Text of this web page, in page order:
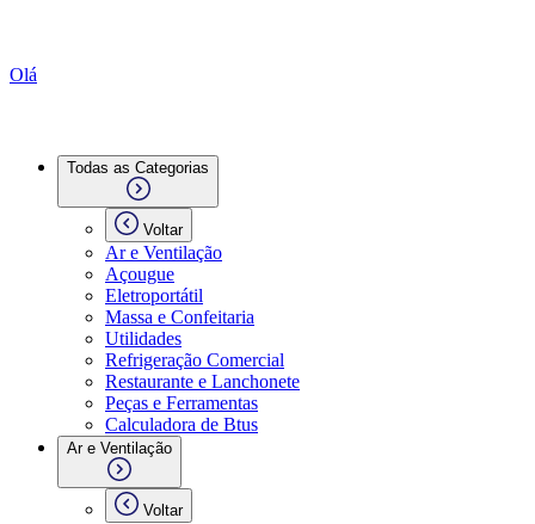
Olá
Todas as Categorias
Voltar
Ar e Ventilação
Açougue
Eletroportátil
Massa e Confeitaria
Utilidades
Refrigeração Comercial
Restaurante e Lanchonete
Peças e Ferramentas
Calculadora de Btus
Ar e Ventilação
Voltar